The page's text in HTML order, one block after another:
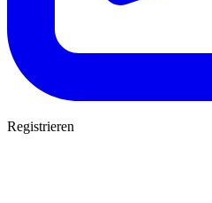
Registrieren